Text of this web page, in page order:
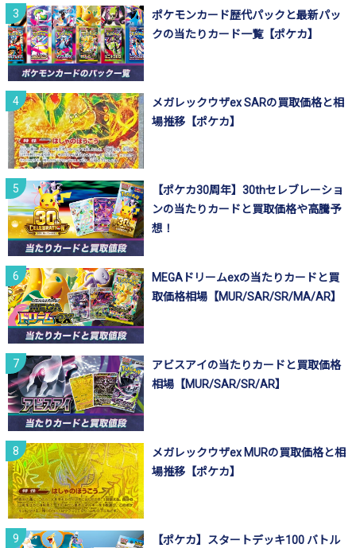
ポケモンカード歴代パックと最新パッ
クの当たりカード一覧【ポケカ】
メガレックウザex SARの買取価格と相
場推移【ポケカ】
【ポケカ30周年】30thセレブレーショ
ンの当たりカードと買取価格や高騰予
想！
MEGAドリームexの当たりカードと買
取価格相場【MUR/SAR/SR/MA/AR】
アビスアイの当たりカードと買取価格
相場【MUR/SAR/SR/AR】
メガレックウザex MURの買取価格と相
場推移【ポケカ】
【ポケカ】スタートデッキ100 バトル